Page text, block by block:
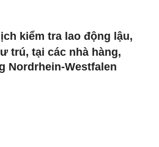
kiểm tra lao động lậu,
trú, tại các nhà hàng,
Nordrhein-Westfalen